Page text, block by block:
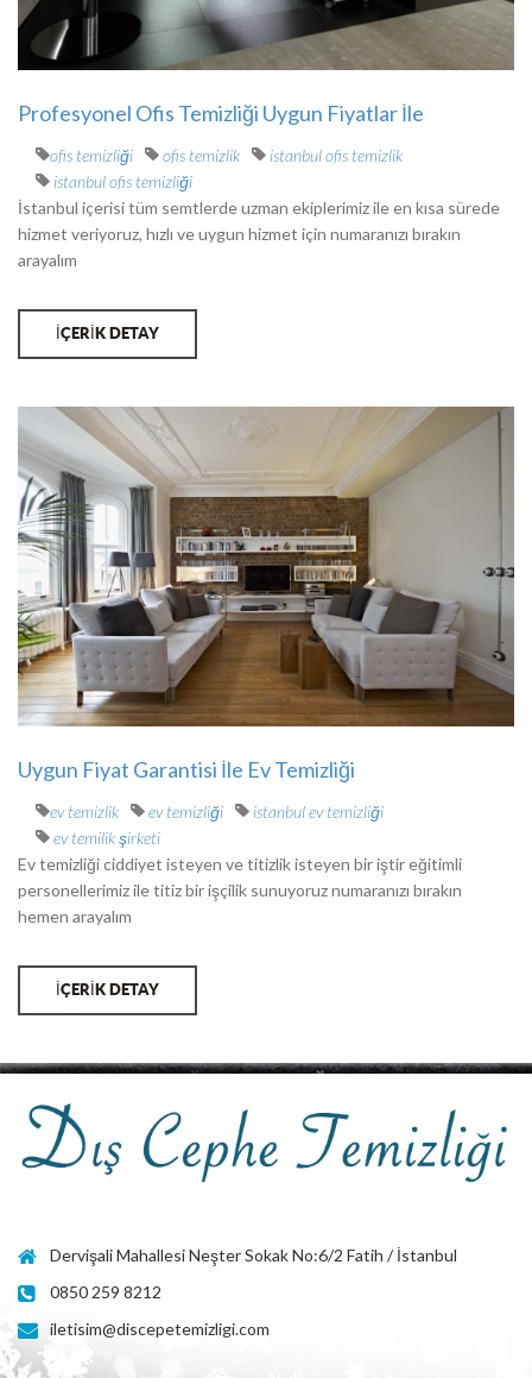
Profesyonel Ofis Temizliği Uygun Fiyatlar İle
ofis temizliği ofis temizlik
istanbul ofis temizlik
istanbul ofis temizliği
İstanbul içerisi tüm semtlerde uzman ekiplerimiz ile en kısa sürede
hizmet veriyoruz, hızlı ve uygun hizmet için numaranızı bırakın
arayalım
İÇERİK DETAY
Uygun Fiyat Garantisi İle Ev Temizliği
ev temizlik ev temizliği
istanbul ev temizliği
ev temilik şirketi
Ev temizliği ciddiyet isteyen ve titizlik isteyen bir iştir eğitimli
personellerimiz ile titiz bir işçilik sunuyoruz numaranızı bırakın
hemen arayalım
İÇERİK DETAY
Dervişali Mahallesi Neşter Sokak No:6/2 Fatih / İstanbul
0850 259 8212
iletisim@discepetemizligi.com